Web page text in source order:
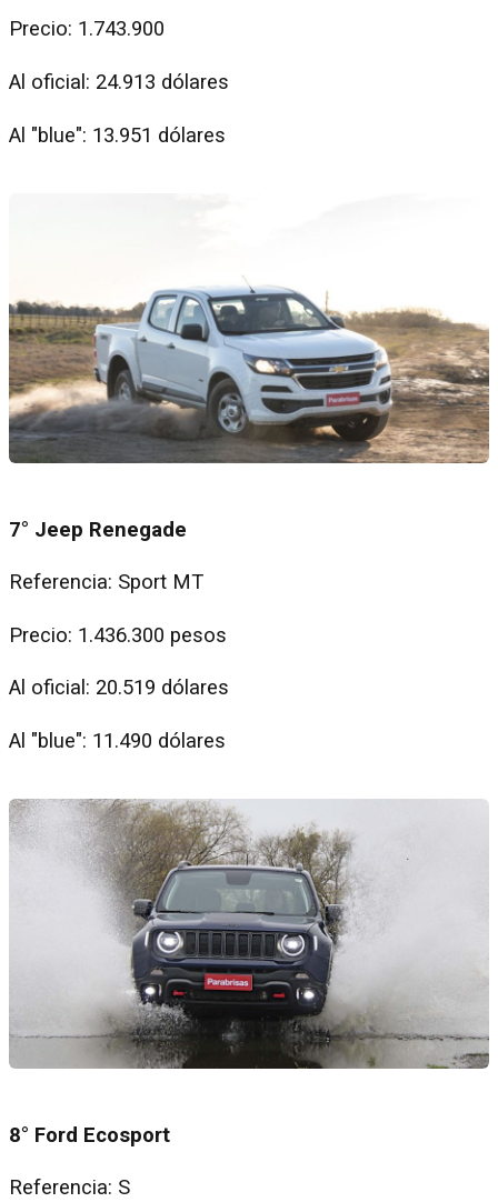
Precio: 1.743.900
Al oficial: 24.913 dólares
Al "blue": 13.951 dólares
7° Jeep Renegade
Referencia: Sport MT
Precio: 1.436.300 pesos
Al oficial: 20.519 dólares
Al "blue": 11.490 dólares
8° Ford Ecosport
Referencia: S